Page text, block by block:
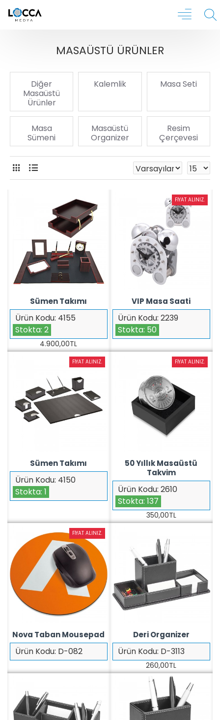
MASAÜSTÜ ÜRÜNLER
Diğer
Masaüstü
Ürünler
Kalemlik Masa Seti
Masa
Sümeni
Masaüstü
Organizer
Resim
Çerçevesi
Ürün Kodu: 4155
Stokta: 2
Sümen Takımı
4.900,00TL
FIYAT ALINIZ.
Ürün Kodu: 2239
Stokta: 50
VIP Masa Saati
FIYAT ALINIZ.
Ürün Kodu: 4150
Stokta: 1
Sümen Takımı
FIYAT ALINIZ.
Ürün Kodu: 2610
Stokta: 137
50 Yıllık Masaüstü
Takvim
350,00TL
FIYAT ALINIZ.
Ürün Kodu: D-082
Nova Taban Mousepad
Ürün Kodu: D-3113
Deri Organizer
260,00TL